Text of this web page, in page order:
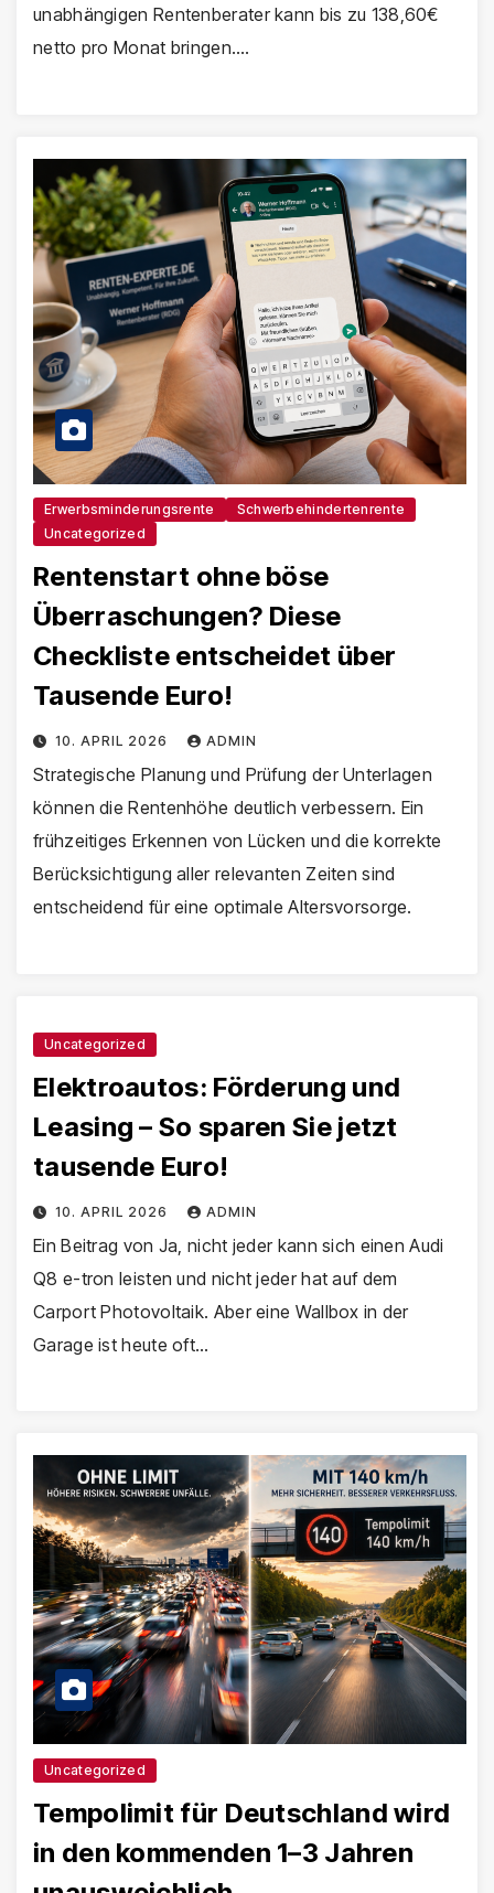
unabhängigen Rentenberater kann bis zu 138,60€
netto pro Monat bringen.…
Erwerbsminderungsrente
Schwerbehindertenrente
Uncategorized
Rentenstart ohne böse
Überraschungen? Diese
Checkliste entscheidet über
Tausende Euro!
10. APRIL 2026 ADMIN
Strategische Planung und Prüfung der Unterlagen
können die Rentenhöhe deutlich verbessern. Ein
frühzeitiges Erkennen von Lücken und die korrekte
Berücksichtigung aller relevanten Zeiten sind
entscheidend für eine optimale Altersvorsorge.
Uncategorized
Elektroautos: Förderung und
Leasing – So sparen Sie jetzt
tausende Euro!
10. APRIL 2026 ADMIN
Ein Beitrag von Ja, nicht jeder kann sich einen Audi
Q8 e-tron leisten und nicht jeder hat auf dem
Carport Photovoltaik. Aber eine Wallbox in der
Garage ist heute oft…
Uncategorized
Tempolimit für Deutschland wird
in den kommenden 1–3 Jahren